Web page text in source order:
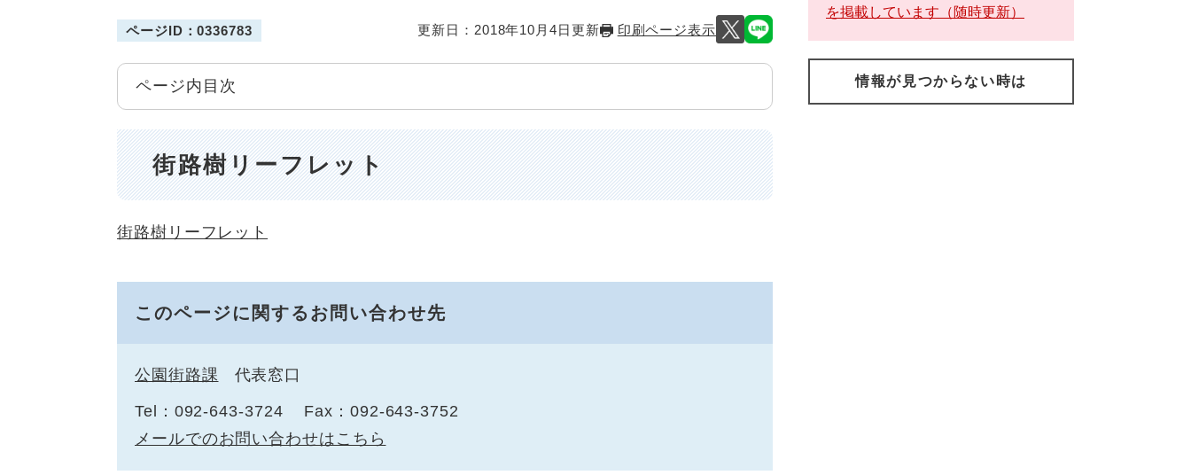
ページID：0336783 更新日：2018年10月4日更新 印刷ページ表示
ページ内目次
街路樹リーフレット
街路樹リーフレット
このページに関するお問い合わせ先
公園街路課 代表窓口
Tel：092-643-3724
Fax：092-643-3752
メールでのお問い合わせはこちら
を掲載しています（随時更新）
情報が見つからない時は